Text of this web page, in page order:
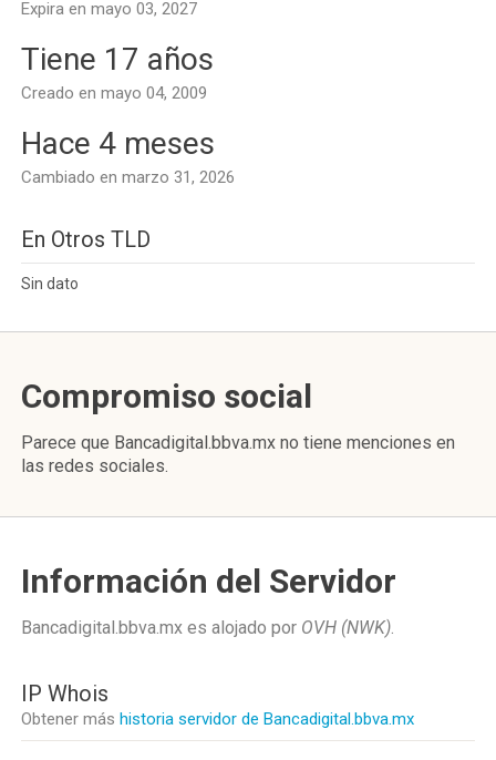
Expira en mayo 03, 2027
Tiene 17 años
Creado en mayo 04, 2009
Hace 4 meses
Cambiado en marzo 31, 2026
En Otros TLD
Sin dato
Compromiso social
Parece que Bancadigital.bbva.mx no tiene menciones en
las redes sociales.
Información del Servidor
Bancadigital.bbva.mx es alojado por OVH (NWK).
IP Whois
Obtener más historia servidor de Bancadigital.bbva.mx